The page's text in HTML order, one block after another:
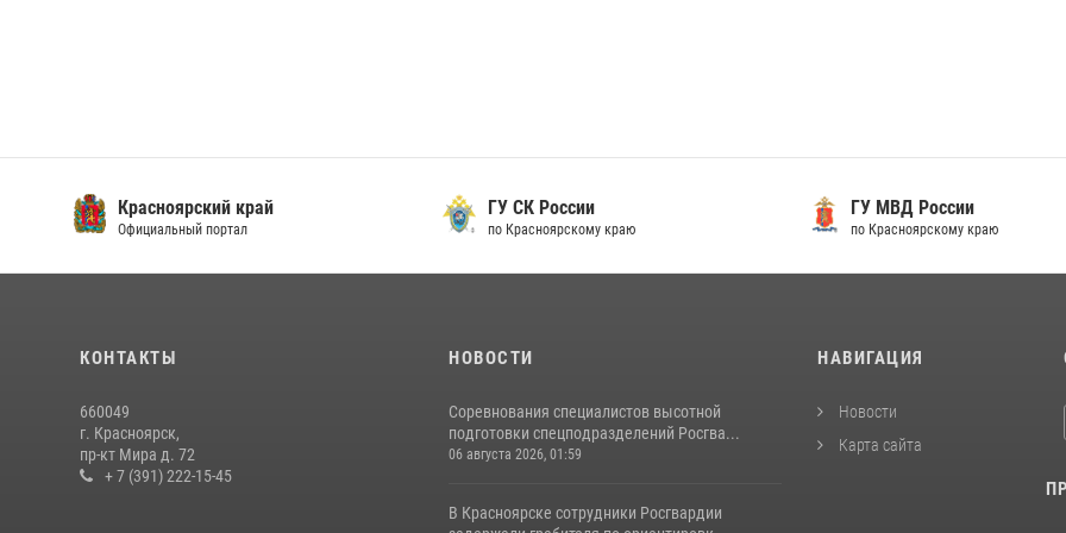
Красноярский край
Официальный портал
ГУ СК России
по Красноярскому краю
ГУ МВД России
по Красноярскому краю
КОНТАКТЫ
660049
г. Красноярск,
пр-кт Мира д. 72
+ 7 (391) 222-15-45
НОВОСТИ
Соревнования специалистов высотной
подготовки спецподразделений Росгва...
06 августа 2026, 01:59
В Красноярске сотрудники Росгвардии
НАВИГАЦИЯ
Новости
Карта сайта